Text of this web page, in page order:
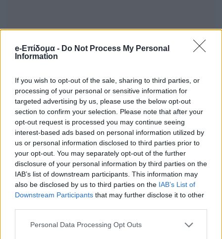
e-Επίδομα - Do Not Process My Personal
Information
If you wish to opt-out of the sale, sharing to third parties, or
processing of your personal or sensitive information for
targeted advertising by us, please use the below opt-out
section to confirm your selection. Please note that after your
opt-out request is processed you may continue seeing
interest-based ads based on personal information utilized by
us or personal information disclosed to third parties prior to
your opt-out. You may separately opt-out of the further
disclosure of your personal information by third parties on the
IAB’s list of downstream participants. This information may
also be disclosed by us to third parties on the IAB’s List of
Downstream Participants that may further disclose it to other
Personal Data Processing Opt Outs